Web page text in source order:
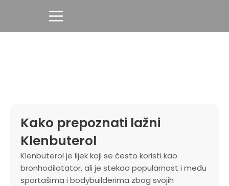
Kako prepoznati lažni
Klenbuterol
Klenbuterol je lijek koji se često koristi kao
bronhodilatator, ali je stekao popularnost i među
sportašima i bodybuilderima zbog svojih